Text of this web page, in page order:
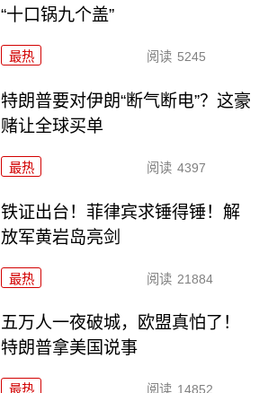
“十口锅九个盖”
最热 阅读 5245
特朗普要对伊朗“断气断电”？这豪
赌让全球买单
最热 阅读 4397
铁证出台！菲律宾求锤得锤！解
放军黄岩岛亮剑
最热 阅读 21884
五万人一夜破城，欧盟真怕了！
特朗普拿美国说事
最热 阅读 14852